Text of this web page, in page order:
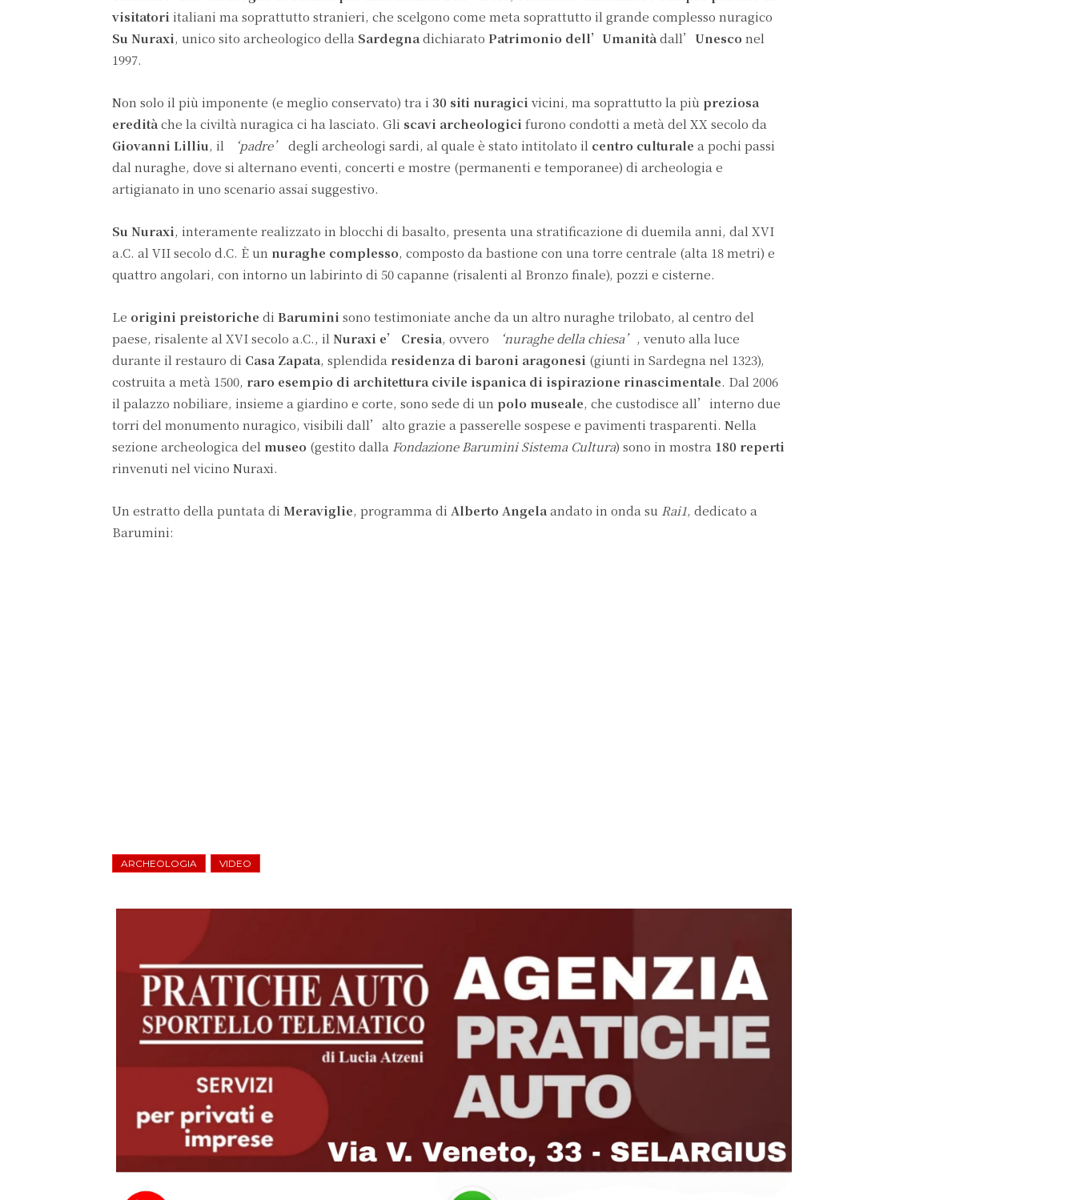
visitatori italiani ma soprattutto stranieri, che scelgono come meta soprattutto il grande complesso nuragico
Su Nuraxi, unico sito archeologico della Sardegna dichiarato Patrimonio dell’Umanità dall’ Unesco nel
1997.
Non solo il più imponente (e meglio conservato) tra i 30 siti nuragici vicini, ma soprattutto la più preziosa
eredità che la civiltà nuragica ci ha lasciato. Gli scavi archeologici furono condotti a metà del XX secolo da
Giovanni Lilliu, il ‘padre’ degli archeologi sardi, al quale è stato intitolato il centro culturale a pochi passi
dal nuraghe, dove si alternano eventi, concerti e mostre (permanenti e temporanee) di archeologia e
artigianato in uno scenario assai suggestivo.
Su Nuraxi, interamente realizzato in blocchi di basalto, presenta una stratificazione di duemila anni, dal XVI
a.C. al VII secolo d.C. È un nuraghe complesso, composto da bastione con una torre centrale (alta 18 metri) e
quattro angolari, con intorno un labirinto di 50 capanne (risalenti al Bronzo finale), pozzi e cisterne.
Le origini preistoriche di Barumini sono testimoniate anche da un altro nuraghe trilobato, al centro del
paese, risalente al XVI secolo a.C., il Nuraxi e’ Cresia, ovvero ‘nuraghe della chiesa’ , venuto alla luce
durante il restauro di Casa Zapata, splendida residenza di baroni aragonesi (giunti in Sardegna nel 1323),
costruita a metà 1500, raro esempio di architettura civile ispanica di ispirazione rinascimentale. Dal 2006
il palazzo nobiliare, insieme a giardino e corte, sono sede di un polo museale, che custodisce all’interno due
torri del monumento nuragico, visibili dall’alto grazie a passerelle sospese e pavimenti trasparenti. Nella
sezione archeologica del museo (gestito dalla Fondazione Barumini Sistema Cultura) sono in mostra 180 reperti
rinvenuti nel vicino Nuraxi.
Un estratto della puntata di Meraviglie, programma di Alberto Angela andato in onda su Rai1, dedicato a
Barumini:
ARCHEOLOGIA VIDEO